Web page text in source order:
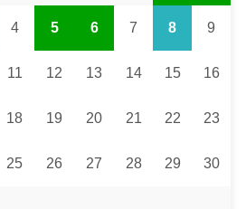
4 5 6 7 8 9
11 12 13 14 15 16
18 19 20 21 22 23
25 26 27 28 29 30